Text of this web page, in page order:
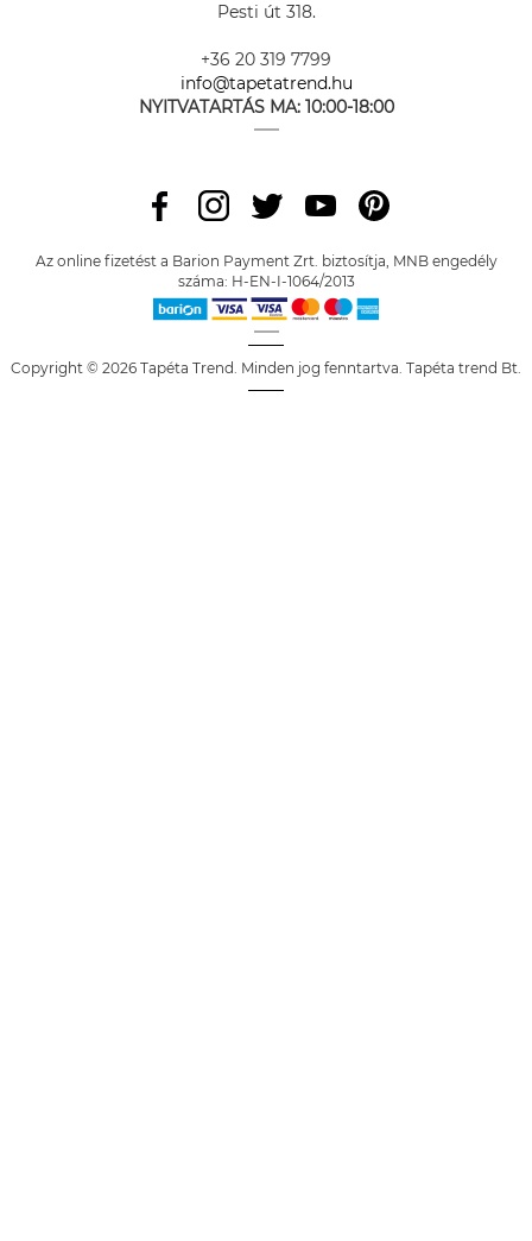
Pesti út 318.
+36 20 319 7799
info@tapetatrend.hu
NYITVATARTÁS MA: 10:00-18:00
Az online fizetést a Barion Payment Zrt. biztosítja, MNB engedély
száma: H-EN-I-1064/2013
Copyright © 2026 Tapéta Trend. Minden jog fenntartva. Tapéta trend Bt.